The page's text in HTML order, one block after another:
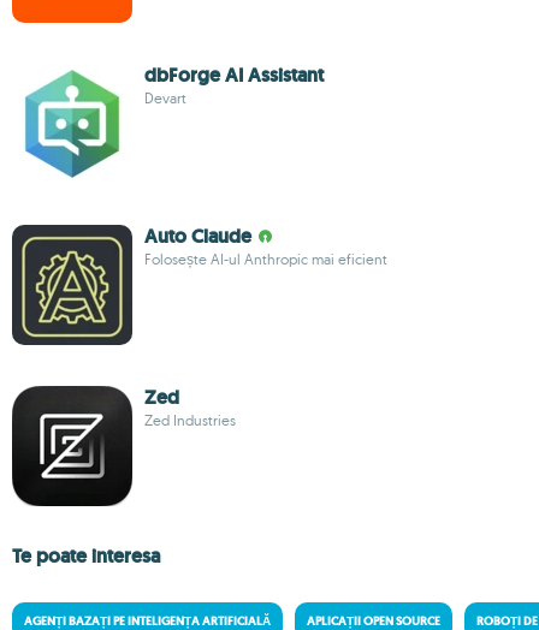
dbForge AI Assistant
Devart
Auto Claude
Folosește AI-ul Anthropic mai eficient
Zed
Zed Industries
Te poate interesa
AGENȚI BAZAȚI PE INTELIGENȚA ARTIFICIALĂ APLICAȚII OPEN SOURCE ROBOȚI